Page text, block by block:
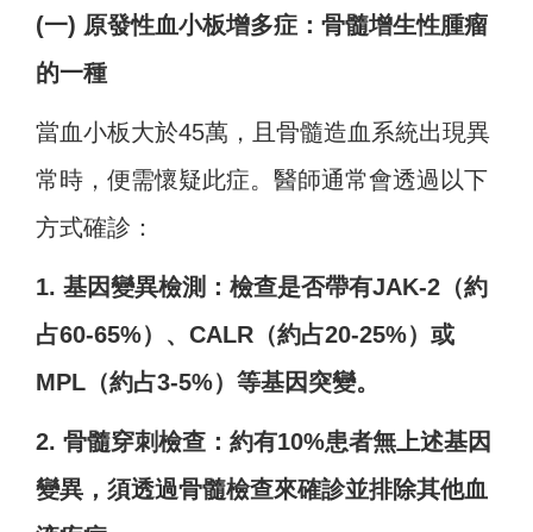
(一) 原發性血小板增多症：骨髓增生性腫瘤
的一種
當血小板大於45萬，且骨髓造血系統出現異
常時，便需懷疑此症。醫師通常會透過以下
方式確診：
1. 基因變異檢測：檢查是否帶有JAK-2（約
占60-65%）、CALR（約占20-25%）或
MPL（約占3-5%）等基因突變。
2. 骨髓穿刺檢查：約有10%患者無上述基因
變異，須透過骨髓檢查來確診並排除其他血